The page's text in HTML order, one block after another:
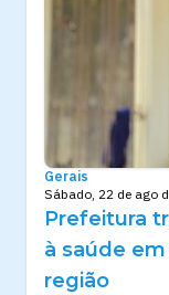
Gerais
Sábado, 22 de ago
Prefeitura
à saúde
região